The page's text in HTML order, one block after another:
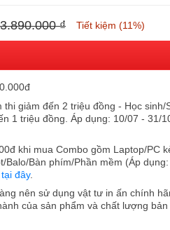
₫ Tiết kiệm (11%)
thi giảm đến 2 triệu đồng - Học sinh/
1 triệu đồng. Áp dụng: 10/07 - 31/
khi mua Combo gồm Laptop/PC
Balo/Bàn phím/Phần mềm (Áp
tại đây.
nên sử dụng vật tư in ấn chính
của sản phẩm và chất lượng bản